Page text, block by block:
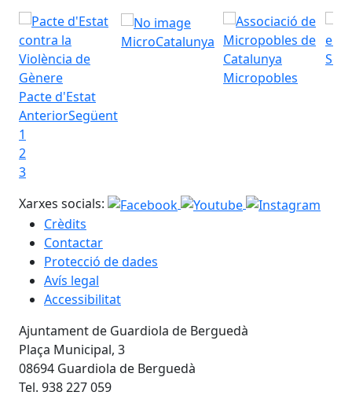
Pacte d'Estat
MicroCatalunya
Micropobles
Seu
AnteriorSegüent
1
2
3
Xarxes socials:
Crèdits
Contactar
Protecció de dades
Avís legal
Accessibilitat
Ajuntament de Guardiola de Berguedà
Plaça Municipal, 3
08694 Guardiola de Berguedà
Tel. 938 227 059